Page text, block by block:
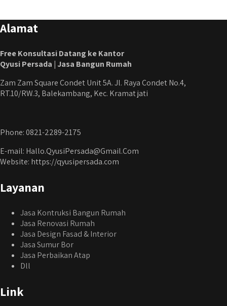
Alamat
Free Konsultasi Datang ke Kantor
Qyusi Persada | Jasa Bangun Rumah
Zam Zam Square Condet Unit 5A. Jl. Raya Condet No.4,
RT.10/RW.3, Balekambang, Kec. Kramat jati
Phone: 0821-2289-2175
E-mail: Hallo.QyusiPersada@Gmail.Com
Website: https://qyusipersada.com
Layanan
Jasa Kontruksi Bangun Rumah
Jasa Renovasi Rumah
Jasa Design Fasad & Interior
Jasa Sumur Bor
Jasa Perbaikan Atap
Dll
Link